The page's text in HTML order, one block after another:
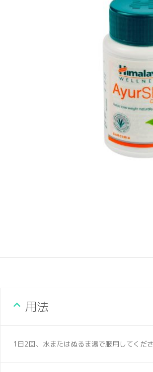
用法
1日2回、水またはぬるま湯で服用してくださ